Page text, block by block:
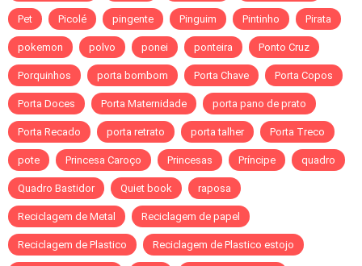
Pet Picolé pingente Pinguim Pintinho Pirata
pokemon polvo ponei ponteira Ponto Cruz
Porquinhos porta bombom Porta Chave Porta Copos
Porta Doces Porta Maternidade porta pano de prato
Porta Recado porta retrato porta talher Porta Treco
pote Princesa Caroço Princesas Príncipe quadro
Quadro Bastidor Quiet book raposa
Reciclagem de Metal Reciclagem de papel
Reciclagem de Plastico Reciclagem de Plastico estojo